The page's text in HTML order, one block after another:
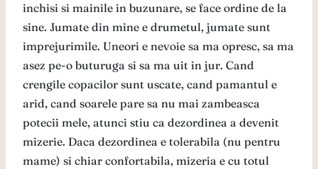
inchisi si mainile in buzunare, se face ordine de la
sine. Jumate din mine e drumetul, jumate sunt
imprejurimile. Uneori e nevoie sa ma opresc, sa ma
asez pe-o buturuga si sa ma uit in jur. Cand
crengile copacilor sunt uscate, cand pamantul e
arid, cand soarele pare sa nu mai zambeasca
potecii mele, atunci stiu ca dezordinea a devenit
mizerie. Daca dezordinea e tolerabila (nu pentru
mame) si chiar confortabila, mizeria e cu totul